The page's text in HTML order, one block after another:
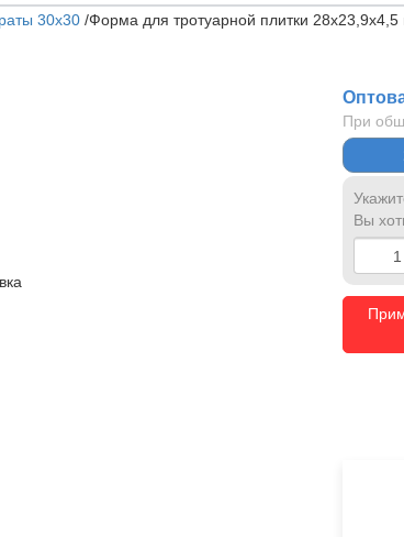
30х30 /Форма для тротуарной плитки 28х23,9х4,5
При
Вы